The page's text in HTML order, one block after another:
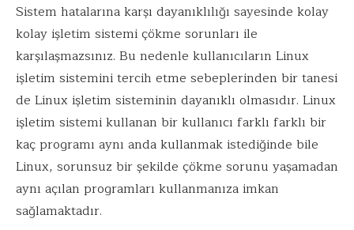
Sistem hatalarına karşı dayanıklılığı sayesinde kolay
kolay işletim sistemi çökme sorunları ile
karşılaşmazsınız. Bu nedenle kullanıcıların Linux
işletim sistemini tercih etme sebeplerinden bir tanesi
de Linux işletim sisteminin dayanıklı olmasıdır. Linux
işletim sistemi kullanan bir kullanıcı farklı farklı bir
kaç programı aynı anda kullanmak istediğinde bile
Linux, sorunsuz bir şekilde çökme sorunu yaşamadan
aynı açılan programları kullanmanıza imkan
sağlamaktadır.